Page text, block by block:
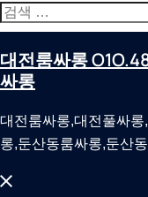
검
색:
대전룸싸롱
싸롱
대전룸싸롱,대전풀싸
롱,둔산동룸싸롱,둔산
Close